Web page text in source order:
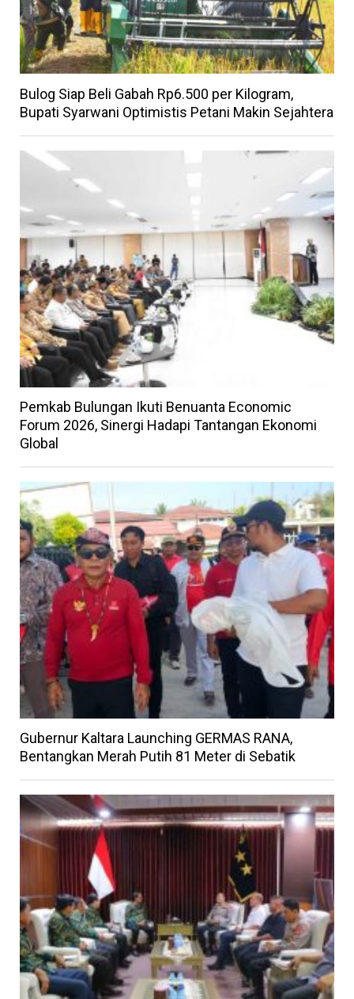
Bulog Siap Beli Gabah Rp6.500 per Kilogram,
Bupati Syarwani Optimistis Petani Makin Sejahtera
Pemkab Bulungan Ikuti Benuanta Economic
Forum 2026, Sinergi Hadapi Tantangan Ekonomi
Global
Gubernur Kaltara Launching GERMAS RANA,
Bentangkan Merah Putih 81 Meter di Sebatik